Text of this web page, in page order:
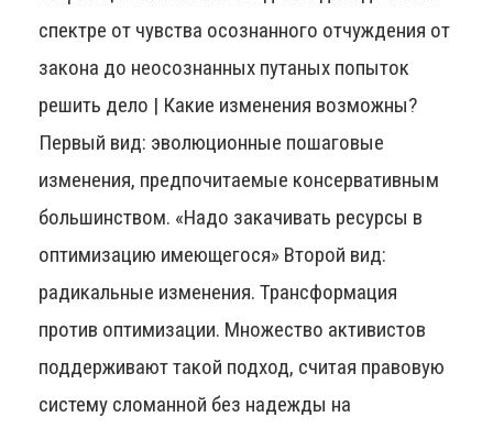
спектре от чувства осознанного отчуждения от
закона до неосознанных путаных попыток
решить дело | Какие изменения возможны?
Первый вид: эволюционные пошаговые
изменения, предпочитаемые консервативным
большинством. «Надо закачивать ресурсы в
оптимизацию имеющегося» Второй вид:
радикальные изменения. Трансформация
против оптимизации. Множество активистов
поддерживают такой подход, считая правовую
систему сломанной без надежды на